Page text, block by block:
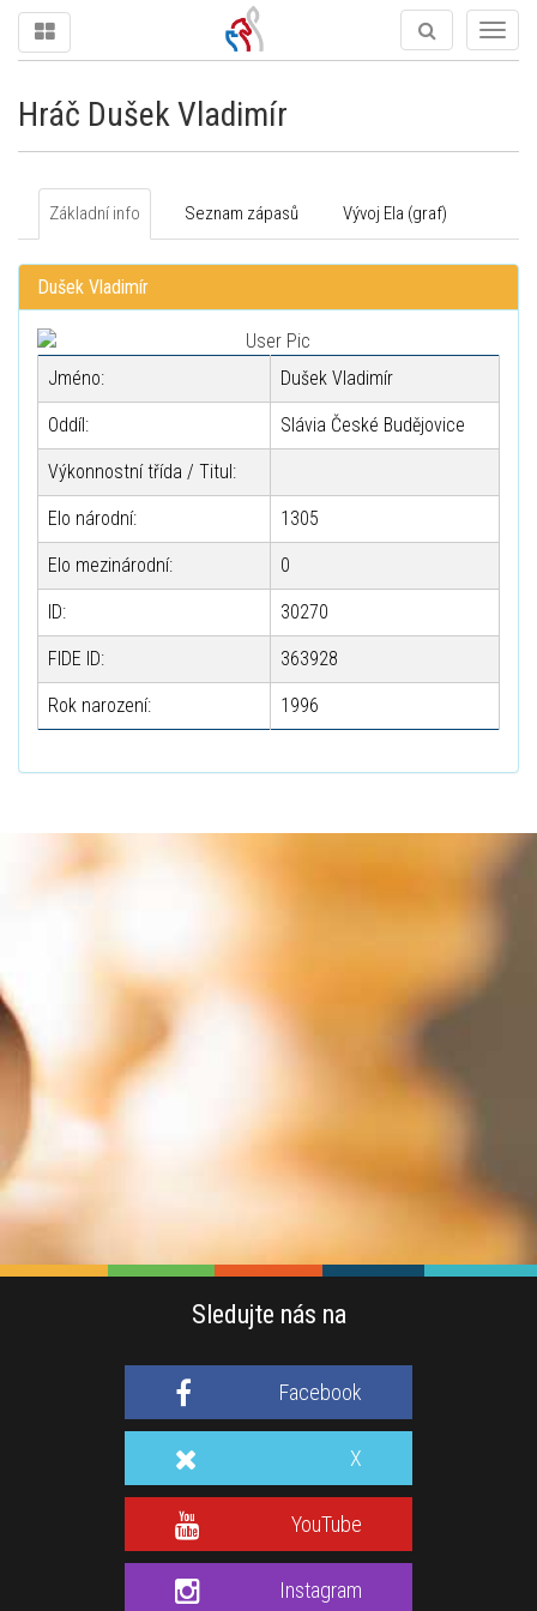
Hráč Dušek Vladimír
Základní info Seznam zápasů Vývoj Ela (graf)
Dušek Vladimír
Jméno: Dušek Vladimír
Oddíl: Slávia České Budějovice
Výkonnostní třída / Titul:
Elo národní: 1305
Elo mezinárodní: 0
ID: 30270
FIDE ID: 363928
Rok narození: 1996
Sledujte nás na
Facebook
X
YouTube
Instagram